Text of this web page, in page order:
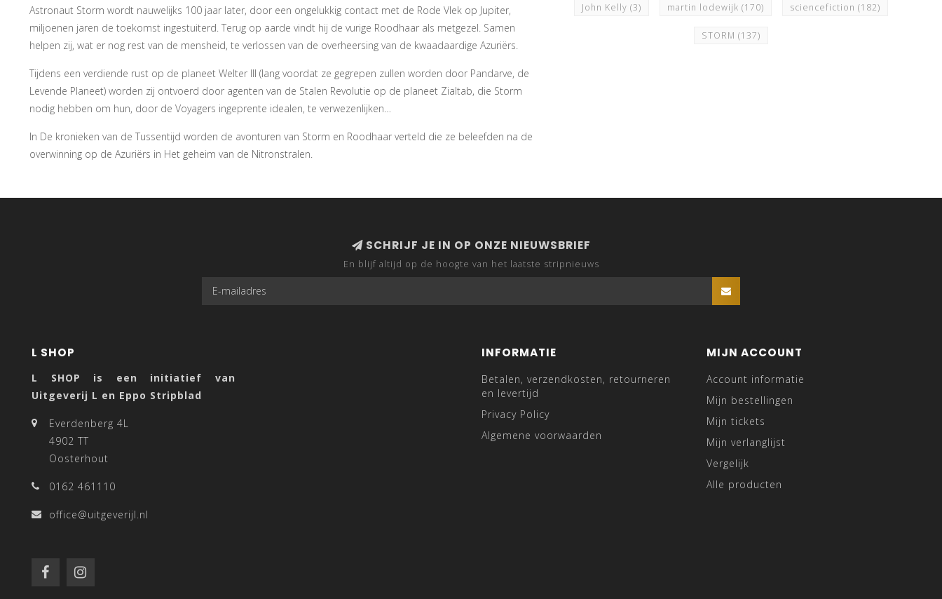
Astronaut Storm wordt nauwelijks 100 jaar later, door een ongelukkig contact met de Rode Vlek op Jupiter,
miljoenen jaren de toekomst ingestuiterd. Terug op aarde vindt hij de vurige Roodhaar als metgezel. Samen
helpen zij, wat er nog rest van de mensheid, te verlossen van de overheersing van de kwaadaardige Azuriërs.
Tijdens een verdiende rust op de planeet Welter III (lang voordat ze gegrepen zullen worden door Pandarve, de
Levende Planeet) worden zij ontvoerd door agenten van de Stalen Revolutie op de planeet Zialtab, die Storm
nodig hebben om hun, door de Voyagers ingeprente idealen, te verwezenlijken…
In De kronieken van de Tussentijd worden de avonturen van Storm en Roodhaar verteld die ze beleefden na de
overwinning op de Azuriërs in Het geheim van de Nitronstralen.
John Kelly(3) martin lodewijk(170) sciencefiction(182)
STORM(137)
SCHRIJF JE IN OP ONZE NIEUWSBRIEF
En blijf altijd op de hoogte van het laatste stripnieuws
L SHOP
L SHOP is een initiatief van
Uitgeverij L en Eppo Stripblad
Everdenberg 4L
4902 TT
Oosterhout
0162 461110
office@uitgeverijl.nl
INFORMATIE
Betalen, verzendkosten, retourneren
en levertijd
Privacy Policy
Algemene voorwaarden
MIJN ACCOUNT
Account informatie
Mijn bestellingen
Mijn tickets
Mijn verlanglijst
Vergelijk
Alle producten